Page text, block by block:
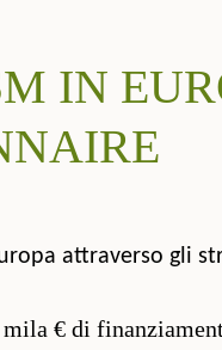
IN
attraverso gli
mila € di